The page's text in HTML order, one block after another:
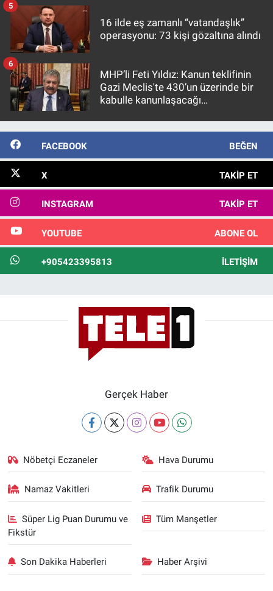
16 ilde eş zamanlı “vatandaşlık”
operasyonu: 73 kişi gözaltına alındı
5
MHP’li Feti Yıldız: Kanun teklifinin
Gazi Meclis'te 430’un üzerinde bir
kabulle kanunlaşacağı
6
FACEBOOK BEĞEN
X TAKIP ET
INSTAGRAM TAKIP ET
YOUTUBE ABONE OL
+905423395813 İLETIŞIM
Gerçek Haber
Nöbetçi Eczaneler Hava Durumu
Namaz Vakitleri Trafik Durumu
Süper Lig Puan Durumu ve
Fikstür
Tüm Manşetler
Son Dakika Haberleri Haber Arşivi